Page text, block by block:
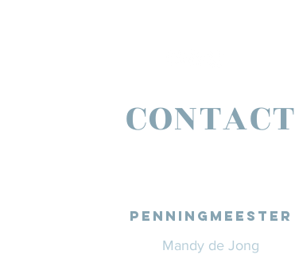
CONTACT
PENNINGMEESTER
Mandy de Jong